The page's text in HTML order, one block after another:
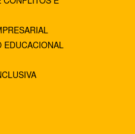
EDUCACIONAL